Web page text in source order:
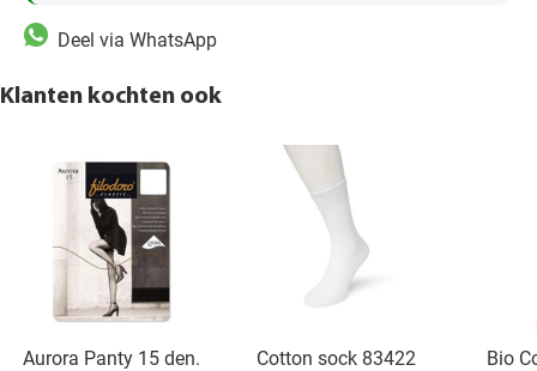
Deel via WhatsApp
Klanten kochten ook
Aurora Panty 15 den.
Cotton sock 83422
Bio